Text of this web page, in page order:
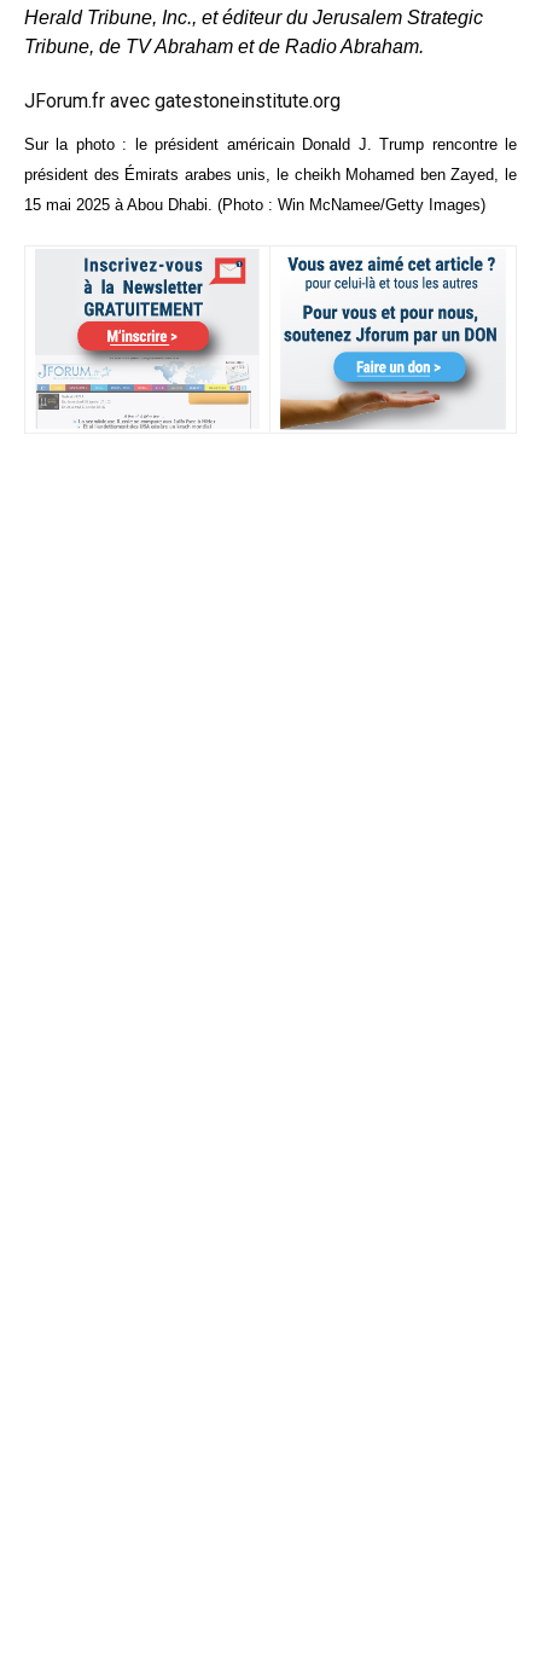
Herald Tribune, Inc., et éditeur du Jerusalem Strategic
Tribune, de TV Abraham et de Radio Abraham.
JForum.fr avec gatestoneinstitute.org
Sur la photo : le président américain Donald J. Trump rencontre le
président des Émirats arabes unis, le cheikh Mohamed ben Zayed, le
15 mai 2025 à Abou Dhabi. (Photo : Win McNamee/Getty Images)